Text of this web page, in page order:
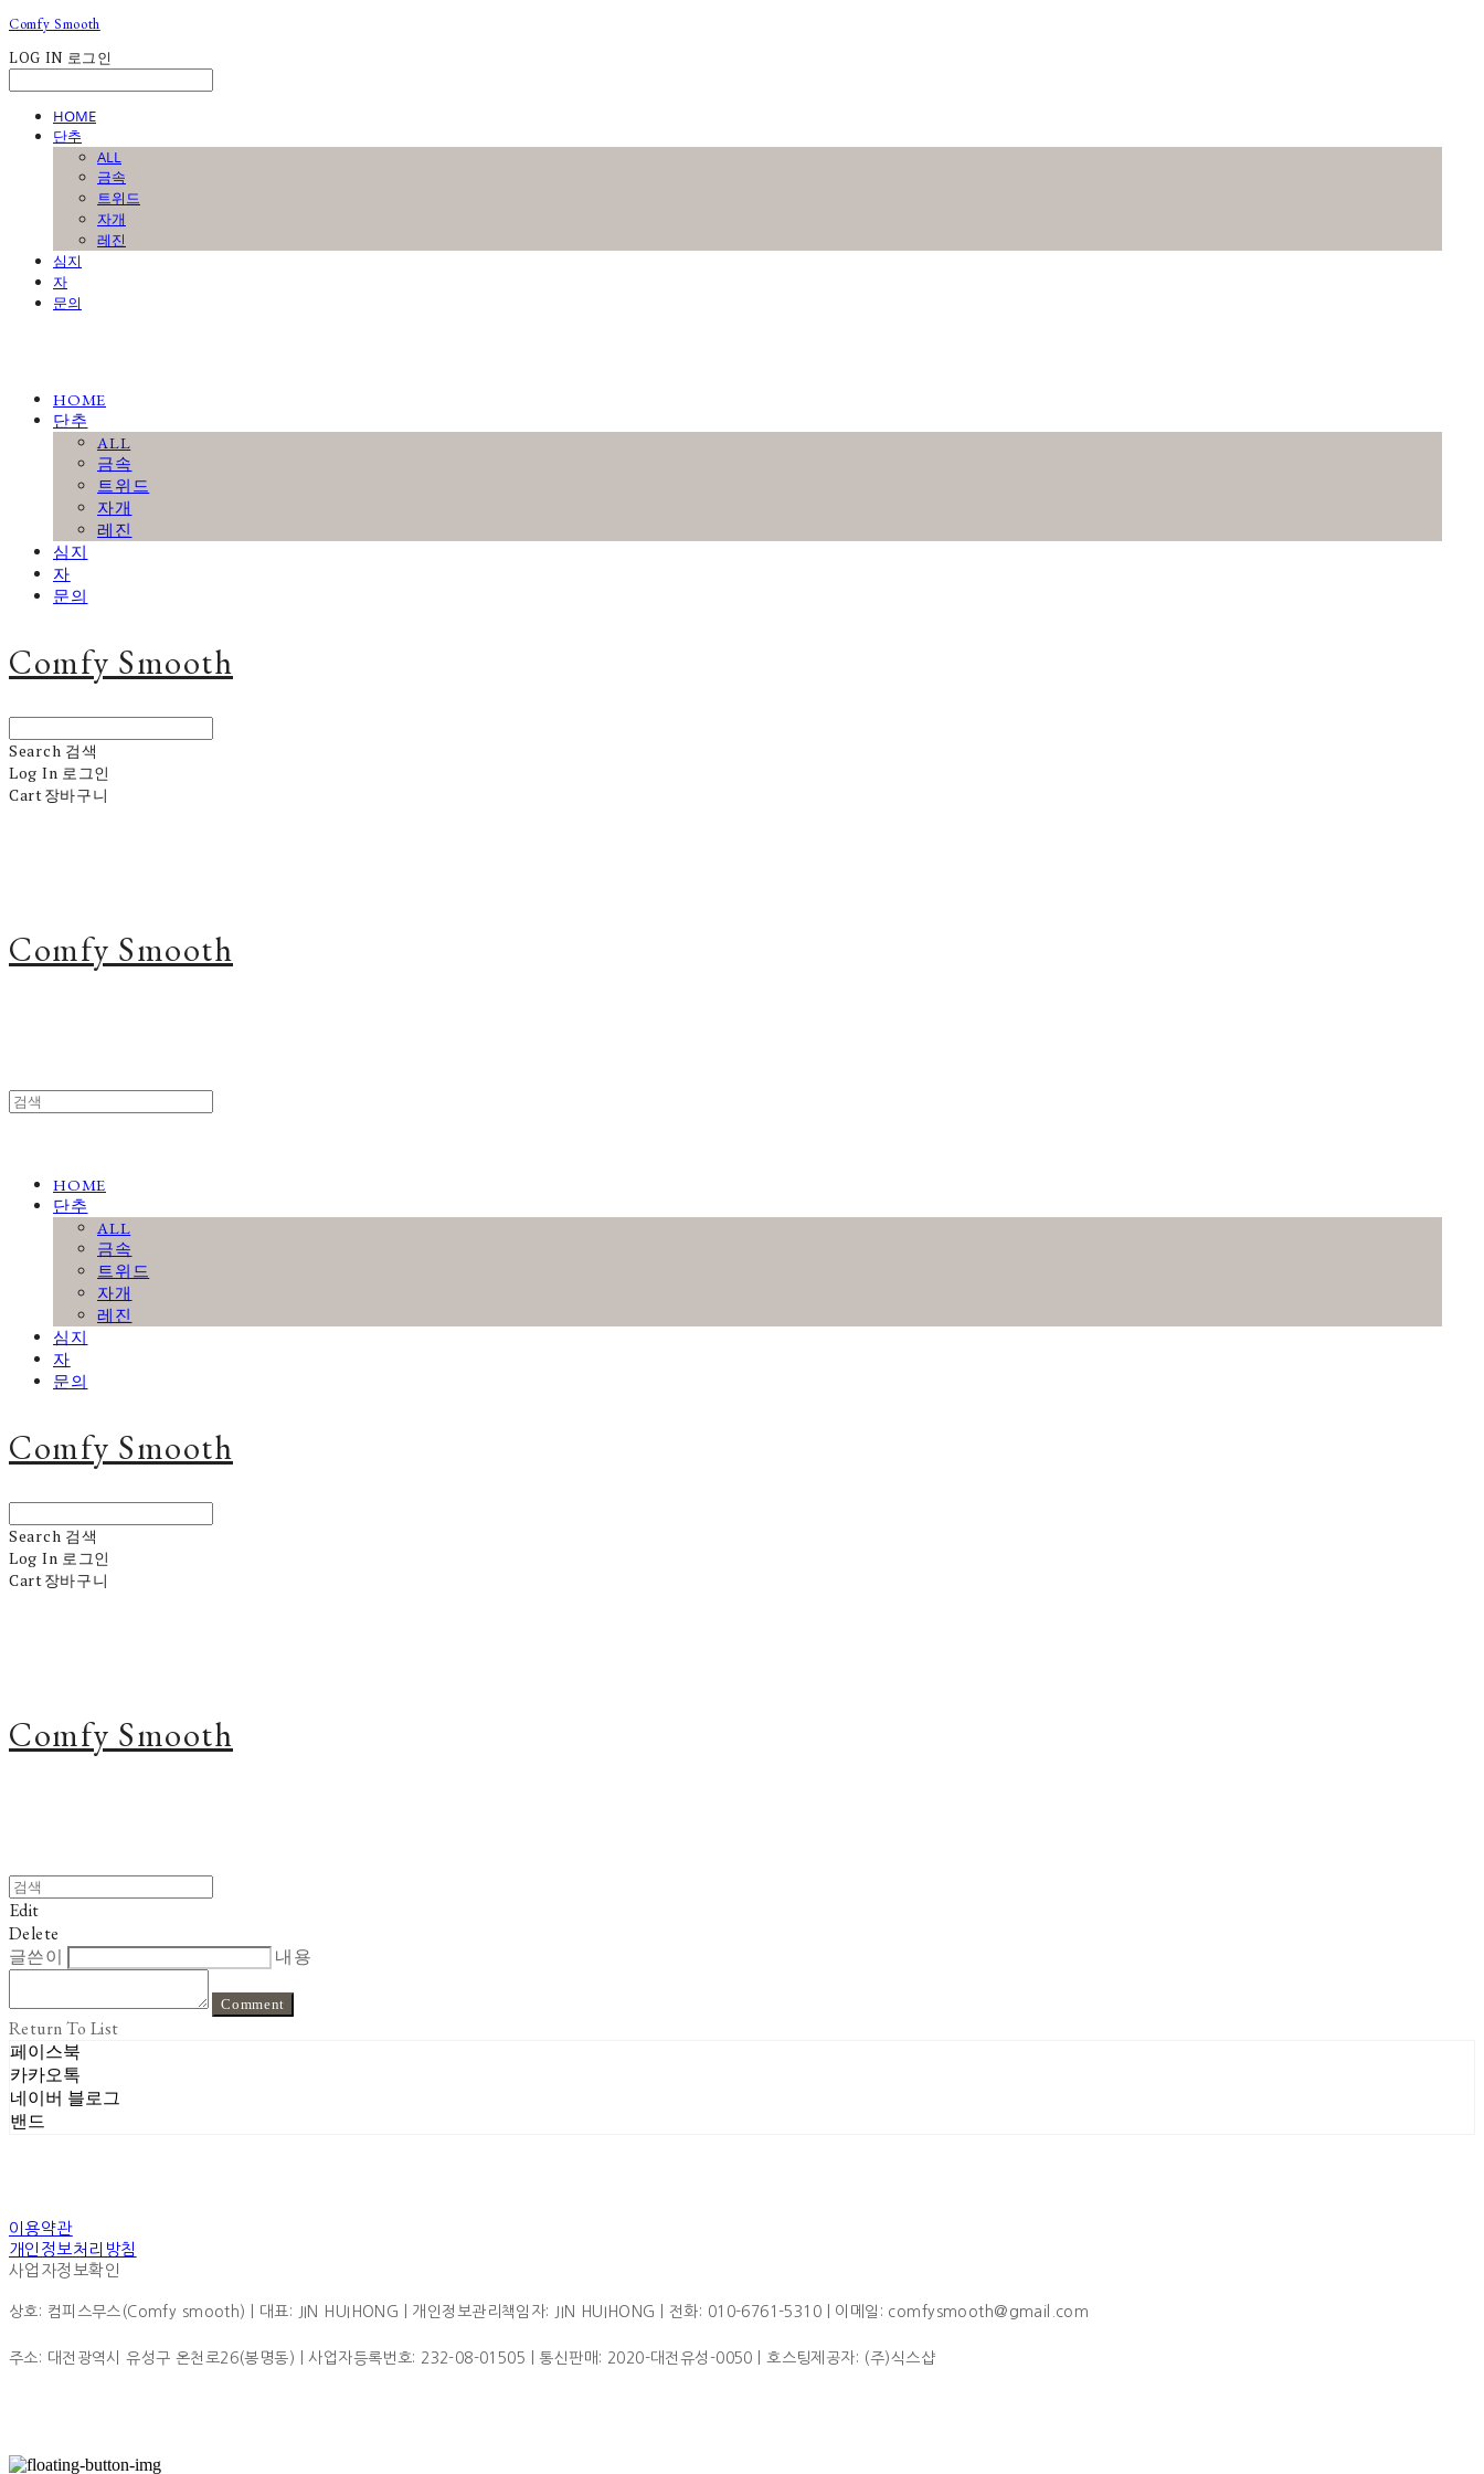
Comfy Smooth
LOG IN 로그인
HOME
단추
ALL
금속
트위드
자개
레진
심지
자
문의
HOME
단추
ALL
금속
트위드
자개
레진
심지
자
문의
Comfy Smooth
Search 검색
Log In 로그인
Cart장바구니
Comfy Smooth
HOME
단추
ALL
금속
트위드
자개
레진
심지
자
문의
Comfy Smooth
Search 검색
Log In 로그인
Cart장바구니
Comfy Smooth
Edit
Delete
글쓴이
내용
Comment
Return To List
페이스북
카카오톡
네이버 블로그
밴드
이용약관
개인정보처리방침
사업자정보확인
상호: 컴피스무스(Comfy smooth) | 대표: JIN HUIHONG | 개인정보관리책임자: JIN HUIHONG | 전화: 010-6761-5310 | 이메일: comfysmooth@gmail.com
주소: 대전광역시 유성구 온천로26(봉명동) | 사업자등록번호: 232-08-01505 | 통신판매: 2020-대전유성-0050 | 호스팅제공자: (주)식스샵